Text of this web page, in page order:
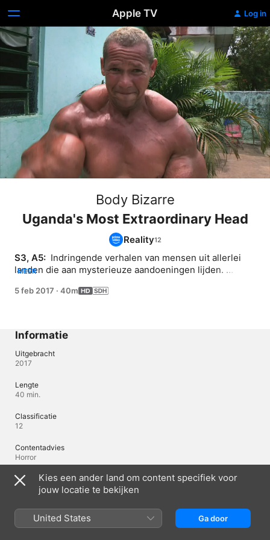
Apple TV Log in
Body Bizarre
Uganda's Most Extraordinary Head
Reality
S3, A5: Indringende verhalen van mensen uit allerlei
landen die aan mysterieuze aandoeningen lijden.
overlevingskans minimaal is.
MEER
5 feb 2017 · 40m
Informatie
Uitgebracht
2017
Lengte
40 min.
Classificatie
12
Contentadvies
Horror
Land/Regio van herkomst
Verenigde Staten
© 2017 Discovery Communications Inc.
Kies een ander land om content specifiek voor
jouw locatie te bekijken
United States Ga door